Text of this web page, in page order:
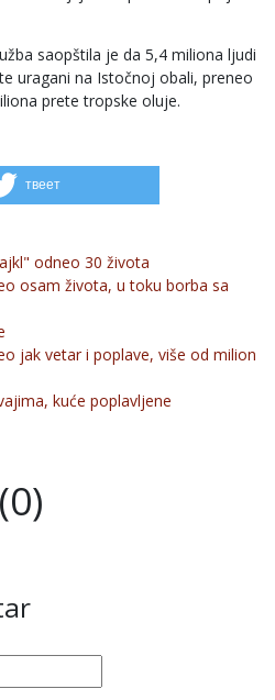
saopštila je da 5,4 miliona ljudi
uragani na Istočnoj obali, preneo
prete tropske oluje.
твеет
odneo 30 života
osam života, u toku borba sa
jak vetar i poplave, više od milion
kuće poplavljene